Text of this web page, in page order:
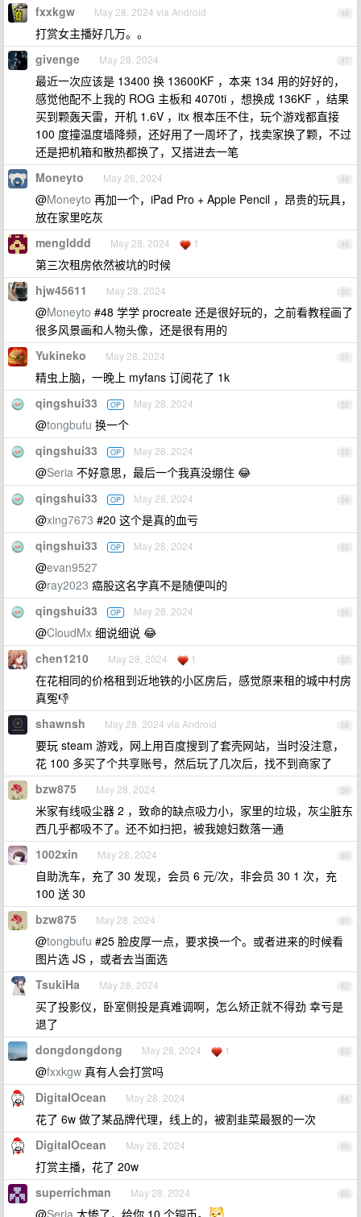
46
fxxkgw May 28, 2024 via Android
打赏女主播好几万。。
47
givenge May 28, 2024
最近一次应该是 13400 换 13600KF ，本来 134 用的好好的，
感觉他配不上我的 ROG 主板和 4070ti ，想换成 136KF ，结果
买到颗轰天雷，开机 1.6V ，itx 根本压不住，玩个游戏都直接
100 度撞温度墙降频，还好用了一周坏了，找卖家换了颗，不过
还是把机箱和散热都换了，又搭进去一笔
48
Moneyto May 28, 2024
@Moneyto 再加一个，iPad Pro + Apple Pencil ，昂贵的玩具，
放在家里吃灰
49
menglddd May 28, 2024 1
第三次租房依然被坑的时候
50
hjw45611 May 28, 2024
@Moneyto #48 学学 procreate 还是很好玩的，之前看教程画了
很多风景画和人物头像，还是很有用的
51
Yukineko May 28, 2024
精虫上脑，一晚上 myfans 订阅花了 1k
52
qingshui33 OP May 28, 2024
@tongbufu 换一个
53
qingshui33 OP May 28, 2024
@Seria 不好意思，最后一个我真没绷住 😂
54
qingshui33 OP May 28, 2024
@xing7673 #20 这个是真的血亏
55
qingshui33 OP May 28, 2024
@evan9527
@ray2023 癌股这名字真不是随便叫的
56
qingshui33 OP May 28, 2024
@CloudMx 细说细说 😂
57
chen1210 May 28, 2024 1
在花相同的价格租到近地铁的小区房后，感觉原来租的城中村房
真冤👎
58
shawnsh May 28, 2024 via Android
要玩 steam 游戏，网上用百度搜到了套壳网站，当时没注意，
花 100 多买了个共享账号，然后玩了几次后，找不到商家了
59
bzw875 May 28, 2024
米家有线吸尘器 2 ，致命的缺点吸力小，家里的垃圾，灰尘脏东
西几乎都吸不了。还不如扫把，被我媳妇数落一通
60
1002xin May 28, 2024
自助洗车，充了 30 发现，会员 6 元/次，非会员 30 1 次，充
100 送 30
61
bzw875 May 28, 2024
@tongbufu #25 脸皮厚一点，要求换一个。或者进来的时候看
图片选 JS ，或者去当面选
62
TsukiHa May 28, 2024
买了投影仪，卧室侧投是真难调啊，怎么矫正就不得劲 幸亏是
退了
63
dongdongdong May 28, 2024 1
@fxxkgw 真有人会打赏吗
64
DigitaIOcean May 28, 2024
花了 6w 做了某品牌代理，线上的，被割韭菜最狠的一次
65
DigitaIOcean May 28, 2024
打赏主播，花了 20w
66
superrichman May 28, 2024
@Seria 太惨了，给你 10 个铜币。